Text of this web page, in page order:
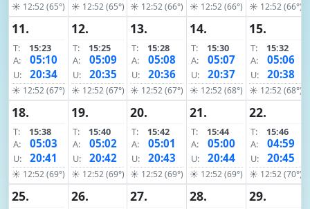
☀ 12:52 (65°) ☀ 12:52 (65°) ☀ 12:52 (66°) ☀ 12:52 (66°) ☀ 12:52 (66°)
11.
T:
15:23
A:
05:10
U: 20:34
☀ 12:52 (67°)
12.
T:
15:25
A:
05:09
U: 20:35
☀ 12:52 (67°)
13.
T:
15:28
A:
05:08
U: 20:36
☀ 12:52 (67°)
14.
T:
15:30
A:
05:07
U: 20:37
☀ 12:52 (68°)
15.
T:
15:32
A:
05:06
U: 20:38
☀ 12:52 (68°)
18.
T:
15:38
A:
05:03
U: 20:41
☀ 12:52 (69°)
19.
T:
15:40
A:
05:02
U: 20:42
☀ 12:52 (69°)
20.
T:
15:42
A:
05:01
U: 20:43
☀ 12:52 (69°)
21.
T:
15:44
A:
05:00
U: 20:44
☀ 12:52 (69°)
22.
T:
15:46
A:
04:59
U: 20:45
☀ 12:52 (70°)
25. 26. 27. 28. 29.